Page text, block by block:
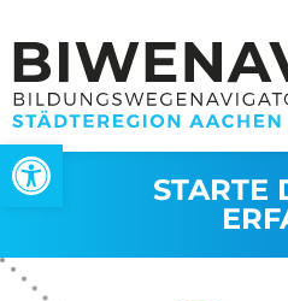
Werkzeugleiste öffnen
STARTE